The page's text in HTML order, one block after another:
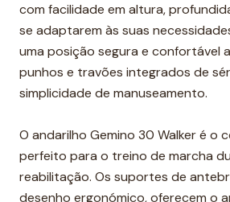
com facilidade em altura,
se adaptarem às suas
uma posição segura e confortável
punhos e travões integrados de
simplicidade de manuseamento.
O andarilho Gemino 30 Walker é o
perfeito para o treino de marcha
reabilitação. Os suportes de
desenho ergonómico, oferecem o